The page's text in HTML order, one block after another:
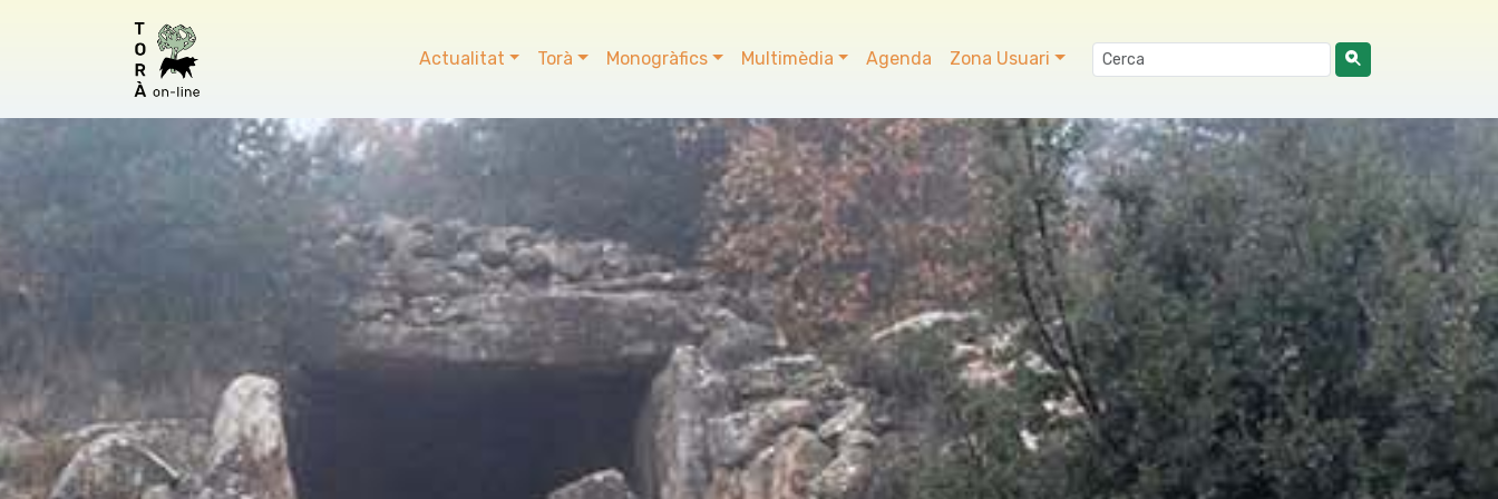
Actualitat Torà Monogràfics Multimèdia Agenda Zona Usuari